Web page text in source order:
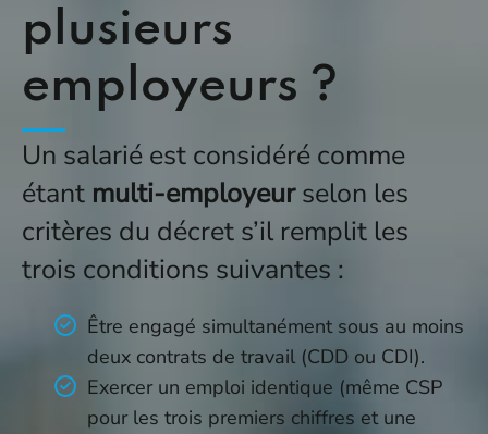
plusieurs
employeurs ?
Un salarié est considéré comme
étant multi-employeurselon les
critères du décret s’il remplit les
trois conditions suivantes :
Être engagé simultanément sous au moins
deux contrats de travail (CDD ou CDI).
Exercer un emploi identique (même CSP
pour les trois premiers chiffres et une